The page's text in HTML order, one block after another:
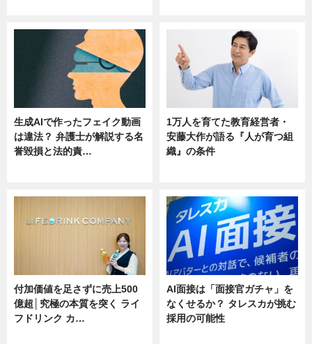
生成AIで作ったフェイク動画
は違法？ 弁護士が解説する名
誉毀損と法的責…
1万人を育てた教育経営者・
安藤大作が語る『人が育つ組
織』の条件
付加価値を足さずに売上500
億超│究極の本質を突く ライ
フドリンク カ…
AI面接は「面接官ガチャ」を
なくせるか？ タレスカが挑む
採用の可能性